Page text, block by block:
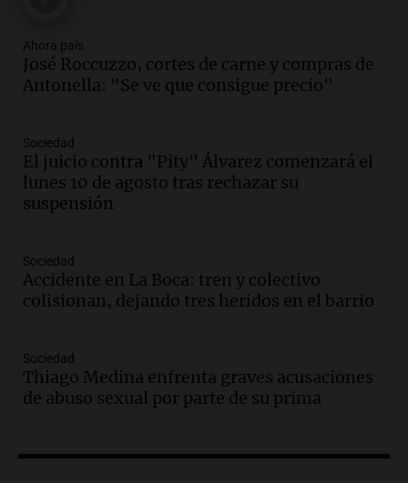
Episodios
Audio.Tucumán enfrenta un equilibrio
financiero precario debido a la caída del
Panorama Federal
Episodios
Audio.La calidad del empleo en
Argentina cae y preocupa a economistas
Episodios
Audio. Audiencia por tragedia vial en
Altas Cumbres: peritos analizan
Panorama Federal
Episodios
Audio.Solicitan quiebra de Lebron
Ahora país
José Roccuzzo, cortes de carne y compras de
Antonella: "Se ve que consigue precio"
Sociedad
El juicio contra "Pity" Álvarez comenzará el
lunes 10 de agosto tras rechazar su
suspensión
Sociedad
Accidente en La Boca: tren y colectivo
colisionan, dejando tres heridos en el barrio
Sociedad
Thiago Medina enfrenta graves acusaciones
de abuso sexual por parte de su prima